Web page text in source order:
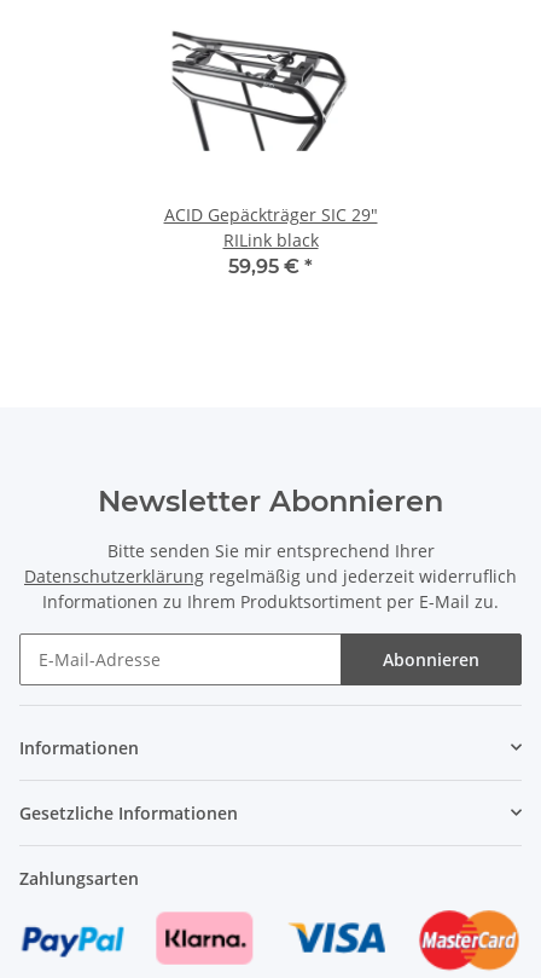
ACID Gepäckträger SIC 29"
RILink black
59,95 € *
Newsletter Abonnieren
Bitte senden Sie mir entsprechend Ihrer
Datenschutzerklärung regelmäßig und jederzeit widerruflich
Informationen zu Ihrem Produktsortiment per E-Mail zu.
Abonnieren
Informationen
Gesetzliche Informationen
Zahlungsarten